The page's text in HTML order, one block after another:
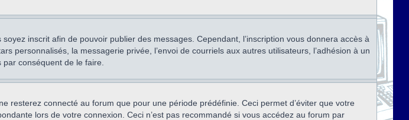
inscrit afin de pouvoir publier des messages. Cependant, l’inscription vous donnera accès à
personnalisés, la messagerie privée, l’envoi de courriels aux autres utilisateurs, l’adhésion à un
conséquent de le faire.
resterez connecté au forum que pour une période prédéfinie. Ceci permet d’éviter que votre
lors de votre connexion. Ceci n’est pas recommandé si vous accédez au forum par